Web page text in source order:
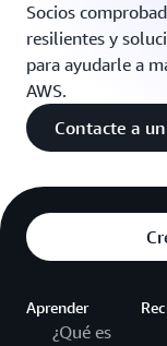
Socios
resilientes y
para ayudarle a
AWS.
Contacte a
Aprender
¿Qué es